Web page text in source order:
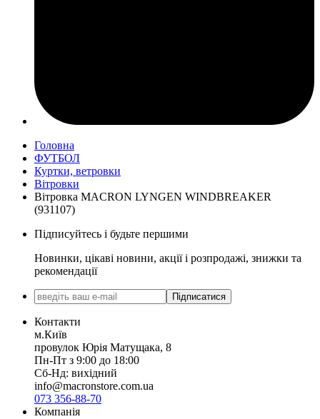
Головна
ФУТБОЛ
Куртки, ветровки
Вітровки
Вітровка MACRON LYNGEN WINDBREAKER
(931107)
Підписуйтесь і будьте першими
Новинки, цікаві новини, акції і розпродажі, знижки та
рекомендації
Підписатися
Контакти
м.Київ
провулок Юрія Матущака, 8
Пн-Пт з 9:00 до 18:00
Сб-Нд: вихідний
info@macronstore.com.ua
073 356-88-70
Компанія